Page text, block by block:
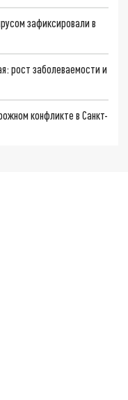
зафиксировали в
рост заболеваемости и
конфликте в Санкт-